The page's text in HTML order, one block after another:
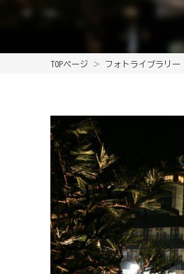
TOPページ ＞ フォトライブラリー